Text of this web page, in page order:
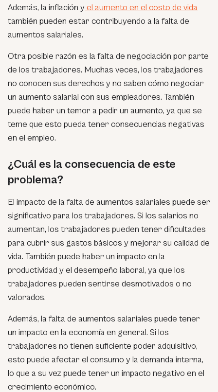
Además, la inflación yel aumento en el costo de vida
también pueden estar contribuyendo a la falta de
aumentos salariales.
Otra posible razón es la falta de negociación por parte
de los trabajadores. Muchas veces, los trabajadores
no conocen sus derechos y no saben cómo negociar
un aumento salarial con sus empleadores. También
puede haber un temor a pedir un aumento, ya que se
teme que esto pueda tener consecuencias negativas
en el empleo.
¿Cuál es la consecuencia de este
problema?
El impacto de la falta de aumentos salariales puede ser
significativo para los trabajadores. Si los salarios no
aumentan, los trabajadores pueden tener dificultades
para cubrir sus gastos básicos y mejorar su calidad de
vida. También puede haber un impacto en la
productividad y el desempeño laboral, ya que los
trabajadores pueden sentirse desmotivados o no
valorados.
Además, la falta de aumentos salariales puede tener
un impacto en la economía en general. Si los
trabajadores no tienen suficiente poder adquisitivo,
esto puede afectar el consumo y la demanda interna,
lo que a su vez puede tener un impacto negativo en el
crecimiento económico.